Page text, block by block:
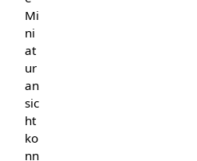
Mi
ni
at
ur
an
sic
ht
ko
nn